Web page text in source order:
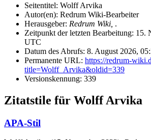
Seitentitel: Wolff Arvika
Autor(en): Redrum Wiki-Bearbeiter
Herausgeber: Redrum Wiki, .
Zeitpunkt der letzten Bearbeitung: 15.
UTC
Datum des Abrufs: 8. August 2026,
Permanente URL: https://redrum-
title=Wolff_Arvika&oldid=339
Versionskennung: 339
Zitatstile für Wolff Arvika
APA-Stil